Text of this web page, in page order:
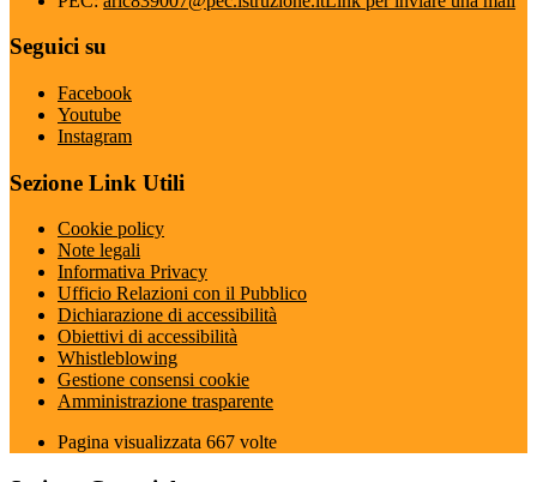
Seguici su
Facebook
Youtube
Instagram
Sezione Link Utili
Cookie policy
Note legali
Informativa Privacy
Ufficio Relazioni con il Pubblico
Dichiarazione di accessibilità
Obiettivi di accessibilità
Whistleblowing
Gestione consensi cookie
Amministrazione trasparente
Pagina visualizzata 667 volte